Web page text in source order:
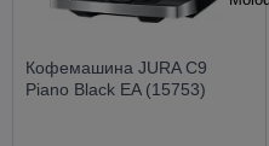
Кофемашина JURA C9
Piano Black EA (15753)